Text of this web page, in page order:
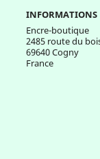
INFORMATIONS
Encre-boutique
2485 route du
69640 Cogny
France